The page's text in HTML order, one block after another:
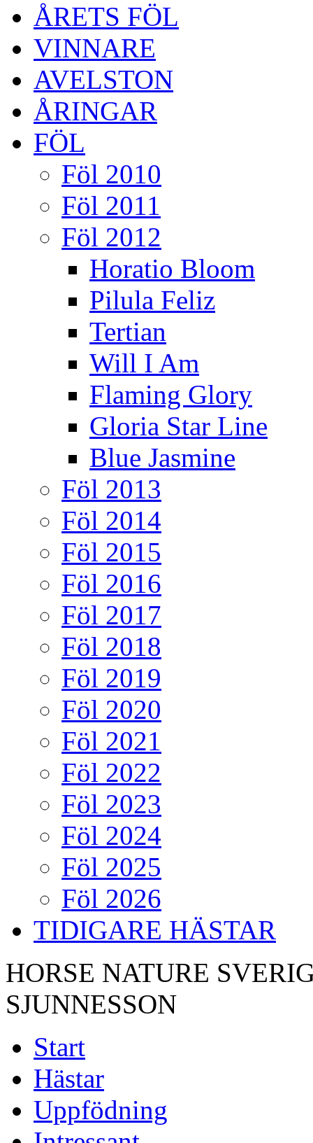
ÅRETS FÖL
VINNARE
AVELSTON
ÅRINGAR
FÖL
Föl 2010
Föl 2011
Föl 2012
Horatio Bloom
Pilula Feliz
Tertian
Will I Am
Flaming Glory
Gloria Star Line
Blue Jasmine
Föl 2013
Föl 2014
Föl 2015
Föl 2016
Föl 2017
Föl 2018
Föl 2019
Föl 2020
Föl 2021
Föl 2022
Föl 2023
Föl 2024
Föl 2025
Föl 2026
TIDIGARE HÄSTAR
HORSE NATURE
SJUNNESSON
Start
Hästar
Uppfödning